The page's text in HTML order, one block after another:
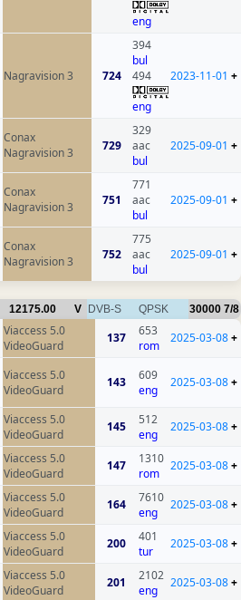
eng
Nagravision 3 724
394
bul
494
eng
2023-11-01 +
Conax
Nagravision 3
729
329
aac
bul
2025-09-01 +
Conax
Nagravision 3
751
771
aac
bul
2025-09-01 +
Conax
Nagravision 3
752
775
aac
bul
2025-09-01 +
12175.00 V DVB-S QPSK 30000 7/8
Viaccess 5.0
VideoGuard
137
653
rom
2025-03-08+
Viaccess 5.0
VideoGuard
143
609
eng
2025-03-08+
Viaccess 5.0
VideoGuard
145
512
eng
2025-03-08+
Viaccess 5.0
VideoGuard
147
1310
rom
2025-03-08+
Viaccess 5.0
VideoGuard
164
7610
eng
2025-03-08+
Viaccess 5.0
VideoGuard
200
401
tur
2025-03-08+
Viaccess 5.0
VideoGuard
201
2102
eng
2025-03-08+